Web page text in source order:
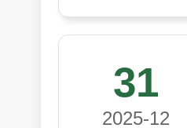
31
2025-12